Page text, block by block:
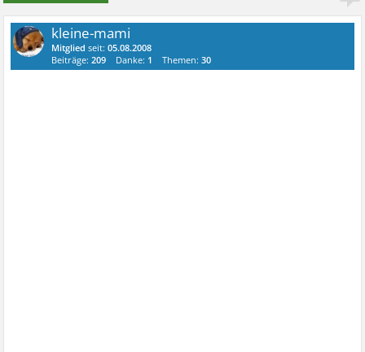
kleine-mami
Mitglied seit:05.08.2008
Beiträge:209 Danke: 1 Themen:30